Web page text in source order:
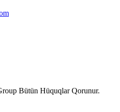
Bütün Hüquqlar Qorunur.